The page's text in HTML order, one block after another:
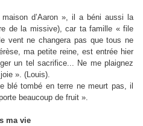
d’Aaron », il a béni aussi la
de la missive), car ta famille « file
vent ne changera pas que tous ne
ma petite reine, est entrée hier
un tel sacrifice... Ne me plaignez
». (Louis).
blé tombé en terre ne meurt pas, il
beaucoup de fruit ».
ma vie